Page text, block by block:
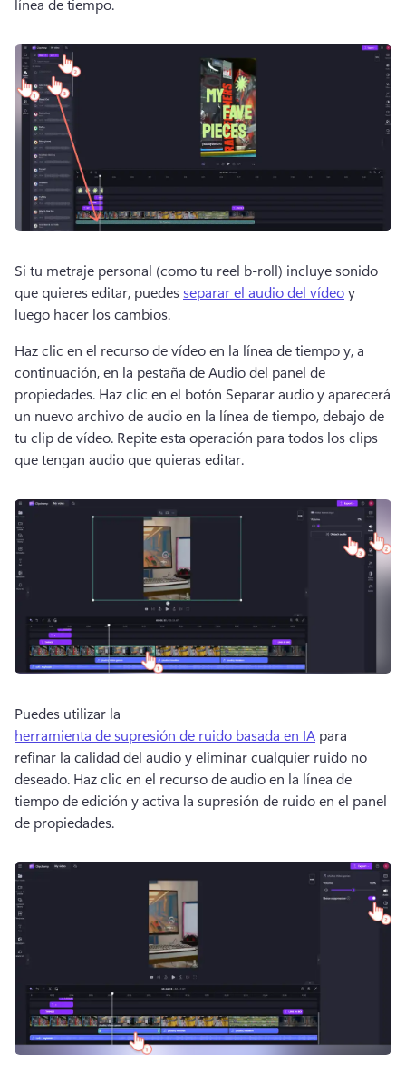
Si tu metraje personal (como tu reel b-roll) incluye sonido
que quieres editar, puedes separar el audio del vídeo y
luego hacer los cambios.
Haz clic en el recurso de vídeo en la línea de tiempo y, a
continuación, en la pestaña de Audio del panel de
propiedades. Haz clic en el botón Separar audio y aparecerá
un nuevo archivo de audio en la línea de tiempo, debajo de
tu clip de vídeo. Repite esta operación para todos los clips
que tengan audio que quieras editar.
Puedes utilizar la
herramienta de supresión de ruido basada en IA para
refinar la calidad del audio y eliminar cualquier ruido no
deseado. Haz clic en el recurso de audio en la línea de
tiempo de edición y activa la supresión de ruido en el panel
de propiedades.